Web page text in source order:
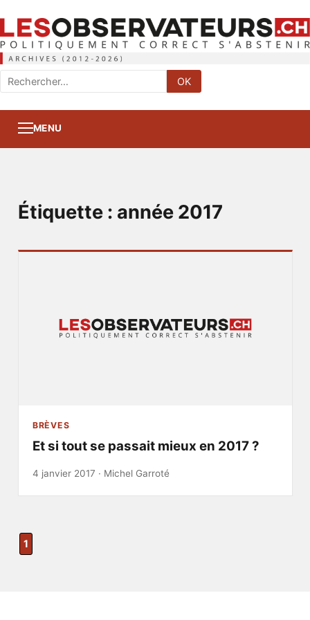
Rechercher
:
OK
MENU
Étiquette : année 2017
BRÈVES
Et si tout se passait mieux en 2017 ?
4 janvier 2017 · Michel Garroté
1